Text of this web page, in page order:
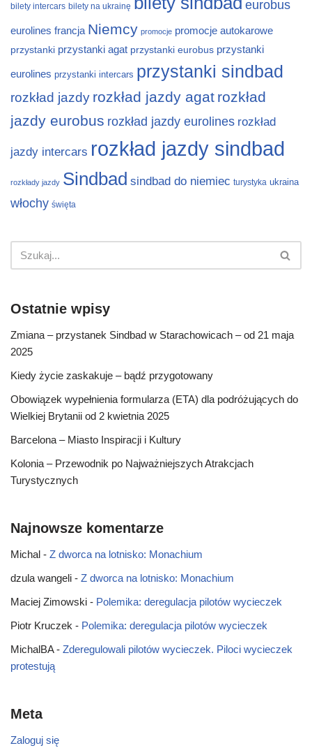
bilety intercars bilety na ukrainę eurobus
eurolines francja Niemcy promocje promocje autokarowe
przystanki przystanki agat przystanki eurobus przystanki
eurolines przystanki intercars przystanki sindbad
rozkład jazdy rozkład jazdy agat rozkład
jazdy eurobus rozkład jazdy eurolines rozkład
jazdy intercars rozkład jazdy sindbad
rozkłady jazdy Sindbad sindbad do niemiec turystyka ukraina
włochy święta
Ostatnie wpisy
Zmiana – przystanek Sindbad w Starachowicach – od 21 maja
2025
Kiedy życie zaskakuje – bądź przygotowany
Obowiązek wypełnienia formularza (ETA) dla podróżujących do
Wielkiej Brytanii od 2 kwietnia 2025
Barcelona – Miasto Inspiracji i Kultury
Kolonia – Przewodnik po Najważniejszych Atrakcjach
Turystycznych
Najnowsze komentarze
Michal - Z dworca na lotnisko: Monachium
dzula wangeli - Z dworca na lotnisko: Monachium
Maciej Zimowski - Polemika: deregulacja pilotów wycieczek
Piotr Kruczek - Polemika: deregulacja pilotów wycieczek
MichalBA- Zderegulowali pilotów wycieczek. Piloci wycieczek
protestują
Meta
Zaloguj się